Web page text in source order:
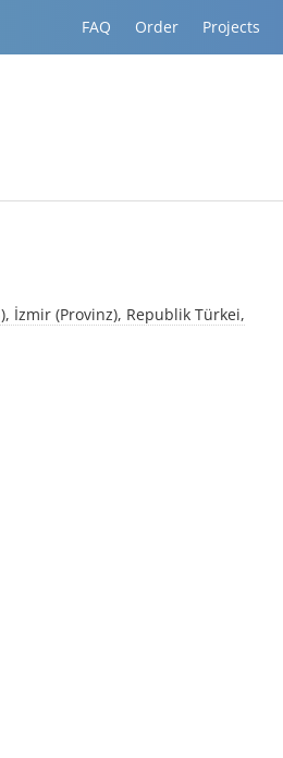
FAQ Order Projects
Pergamon, (Pergamum / Pergamon / برغامون), İzmir (Provinz), Republik Türkei,